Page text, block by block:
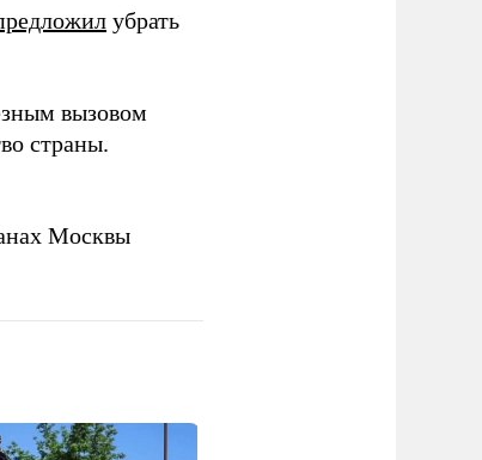
убрать
вызовом
страны.
Москвы